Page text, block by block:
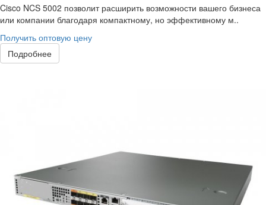
Cisco NCS 5002 позволит расширить возможности вашего бизнеса
или компании благодаря компактному, но эффективному м..
Получить оптовую цену
Подробнее